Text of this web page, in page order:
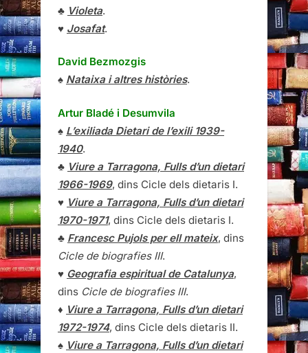
♣ Violeta.
♥ Josafat.
David Bezmozgis
♠ Nataixa i altres històries.
Artur Bladé i Desumvila
♠ L’exiliada Dietari de l’exili 1939-
1940.
♣ Viure a Tarragona, Fulls d’un dietari
1966-1969, dins Cicle dels dietaris I.
♥ Viure a Tarragona, Fulls d’un dietari
1970-1971, dins Cicle dels dietaris I.
♣ Francesc Pujols per ell mateix, dins
Cicle de biografies III.
♥ Geografia espiritual de Catalunya,
dins Cicle de biografies III.
♦ Viure a Tarragona, Fulls d’un dietari
1972-1974, dins Cicle dels dietaris II.
♠ Viure a Tarragona, Fulls d’un dietari